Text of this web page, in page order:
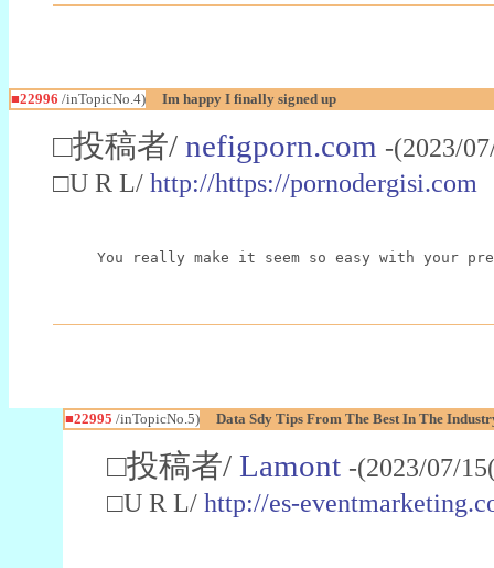
■22996 /inTopicNo.4) Im happy I finally signed up
□投稿者/ nefigporn.com -(2023/
□U R L/ http://https://pornodergisi.com
You really make it seem so easy with your
■22995 /inTopicNo.5) Data Sdy Tips From The Best In The
□投稿者/ Lamont -(2023/07/
□U R L/ http://es-